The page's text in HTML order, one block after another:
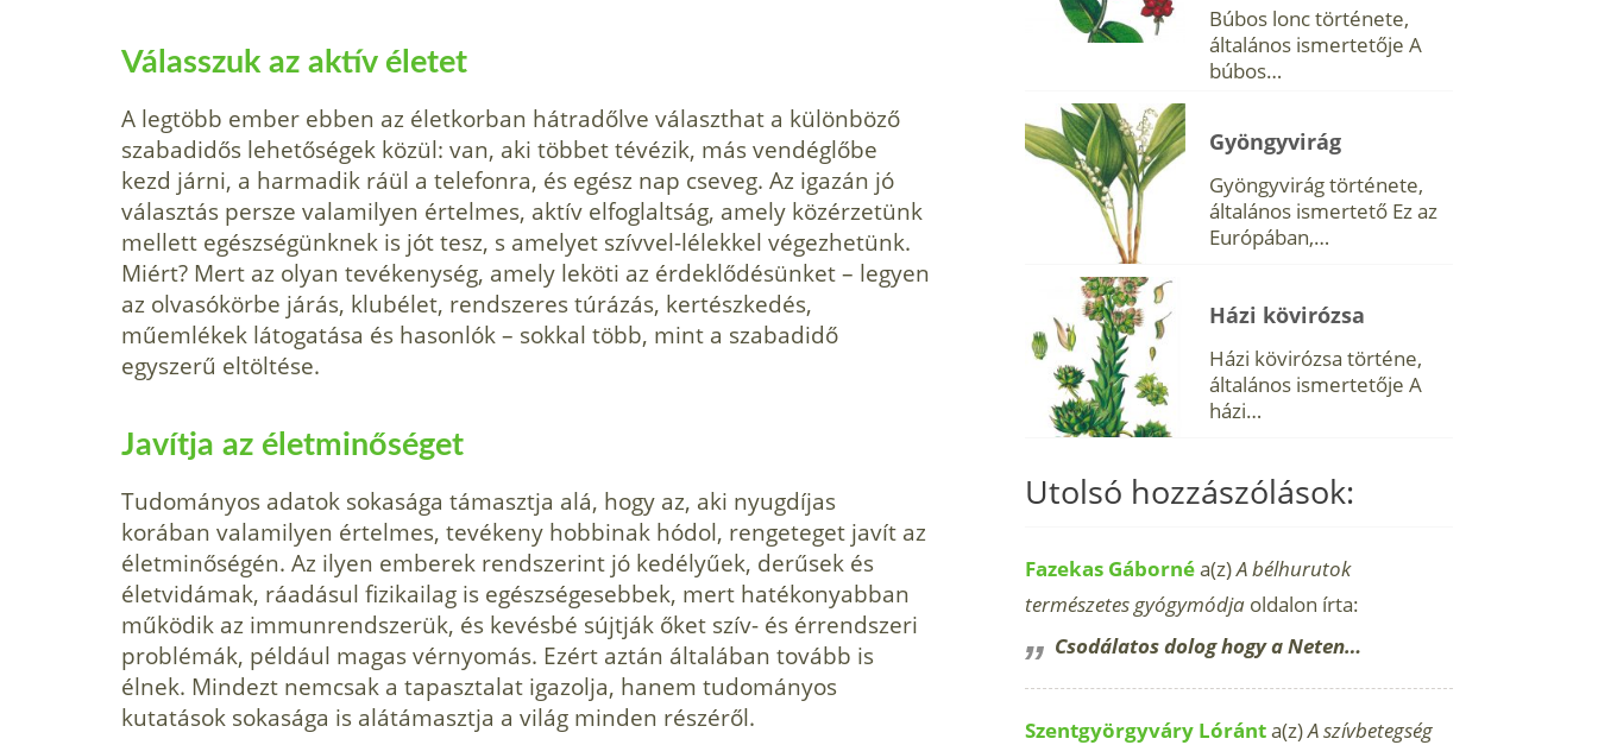
Válasszuk az aktív életet
A legtöbb ember ebben az életkorban hátradőlve választhat a különböző
szabadidős lehetőségek közül: van, aki többet tévézik, más vendéglőbe
kezd járni, a harmadik ráül a telefonra, és egész nap cseveg. Az igazán jó
választás persze valamilyen értelmes, aktív elfoglaltság, amely közérzetünk
mellett egészségünknek is jót tesz, s amelyet szívvel-lélekkel végezhetünk.
Miért? Mert az olyan tevékenység, amely leköti az érdeklődésünket – legyen
az olvasókörbe járás, klubélet, rendszeres túrázás, kertészkedés,
műemlékek látogatása és hasonlók – sokkal több, mint a szabadidő
egyszerű eltöltése.
Javítja az életminőséget
Tudományos adatok sokasága támasztja alá, hogy az, aki nyugdíjas
korában valamilyen értelmes, tevékeny hobbinak hódol, rengeteget javít az
életminőségén. Az ilyen emberek rendszerint jó kedélyűek, derűsek és
életvidámak, ráadásul fizikailag is egészségesebbek, mert hatékonyabban
működik az immunrendszerük, és kevésbé sújtják őket szív- és érrendszeri
problémák, például magas vérnyomás. Ezért aztán általában tovább is
élnek. Mindezt nemcsak a tapasztalat igazolja, hanem tudományos
kutatások sokasága is alátámasztja a világ minden részéről.
Búbos lonc története,
általános ismertetője A
búbos…
Gyöngyvirág
Gyöngyvirág története,
általános ismertető Ez az
Európában,…
Házi kövirózsa
Házi kövirózsa történe,
általános ismertetője A
házi…
Utolsó hozzászólások:
Fazekas Gábornéa(z)A bélhurutok
természetes gyógymódja oldalon írta:
Csodálatos dolog hogy a Neten…
Szentgyörgyváry Lóránta(z)A szívbetegség